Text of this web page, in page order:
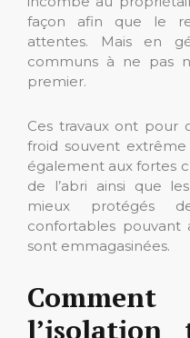
façon afin que le
attentes. Mais en
communs à ne pas
premier.
Ces travaux ont pour
froid souvent
également aux fortes
de l’abri ainsi que
mieux protégés
confortables pouvant
sont emmagasinées.
l’isolation